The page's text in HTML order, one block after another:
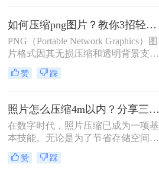
如何压缩png图片？教你3招轻松压缩！
PNG（Portable Network Graphics）图
片格式因其无损压缩和透明背景支持
而广受欢迎，但有时候文件大小可能
会过大，影响网页加载速度或文件传
本文将介绍三种压缩PNG图片的方
法，旨在帮助你在保持图像质量的前
提下减小文件大小。
赞 踩
照片怎么压缩4m以内？分享三种实用压缩方法！
在数字时代，照片压缩已成为一项基
本技能。无论是为了节省存储空间，
还是为了加快网页加载速度，将照片
压缩到指定大小都是非常有必要的。
赞 踩